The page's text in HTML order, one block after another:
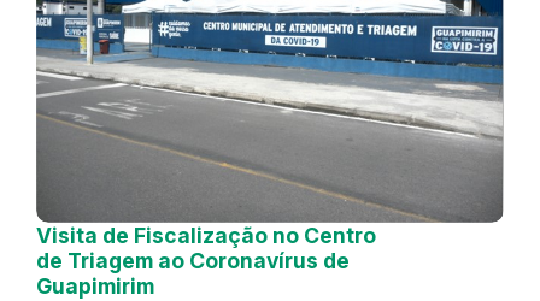
Visita de Fiscalização no Centro
de Triagem ao Coronavírus de
Guapimirim